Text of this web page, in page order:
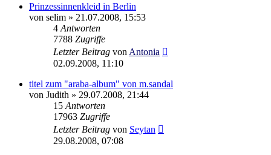
Prinzessinnenkleid in Berlin
von selim » 21.07.2008, 15:53
4 Antworten
7788 Zugriffe
Letzter Beitrag von Antonia
02.09.2008, 11:10
titel zum "araba-album" von m.sandal
von Judith » 29.07.2008, 21:44
15 Antworten
17963 Zugriffe
Letzter Beitrag von Seytan
29.08.2008, 07:08